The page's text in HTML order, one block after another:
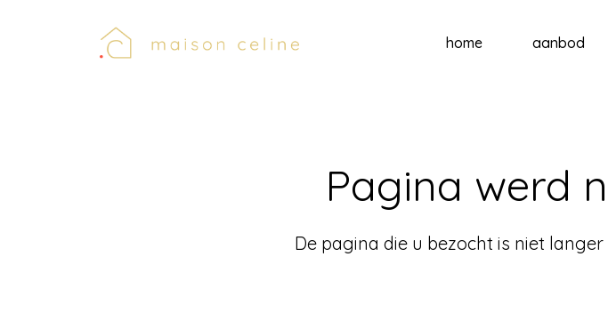
home aanbod
Pagina werd
De pagina die u bezocht is niet